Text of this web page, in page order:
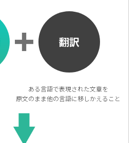
翻訳
ある言語で表現された文章を
原文のまま他の言語に移しかえること